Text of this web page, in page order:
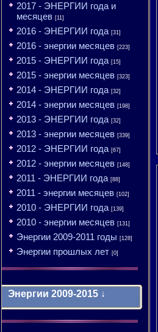
2017 - ЭНЕРГИИ года и
месяцев [11]
2016 - ЭНЕРГИИ года [31]
2016 - энергии месяцев [223]
2015 - ЭНЕРГИИ года [15]
2015 - энергии месяцев [323]
2014 - ЭНЕРГИИ года [32]
2014 - энергии месяцев [198]
2013 - ЭНЕРГИИ года [32]
2013 - энергии месяцев [339]
2012 - ЭНЕРГИИ года [67]
2012 - энергии месяцев [148]
2011 - ЭНЕРГИИ года [88]
2011 - энергии месяцев [102]
2010 - ЭНЕРГИИ года [139]
2010 - энергии месяцев [131]
Энергии 2009-2011 годы [128]
Энергии прошлых лет [0]
Энергии 2009-2015 ↓